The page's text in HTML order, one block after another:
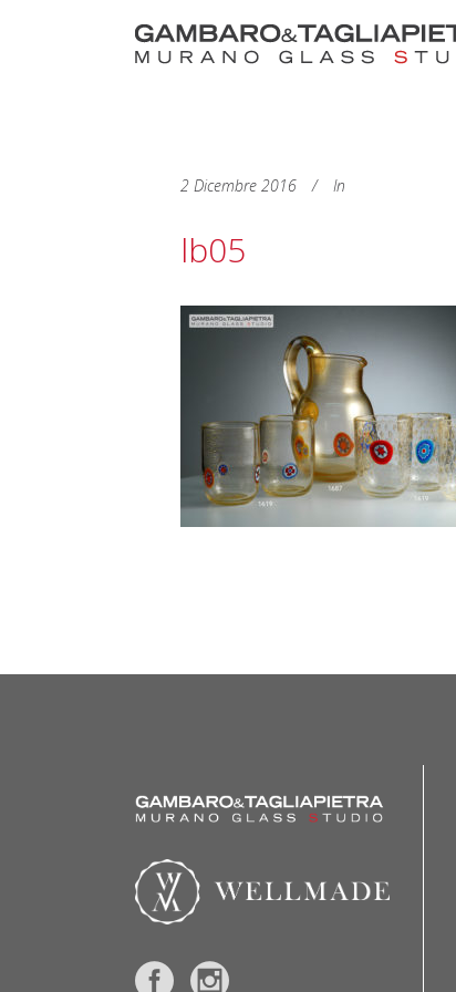
2 Dicembre 2016 In
lb05